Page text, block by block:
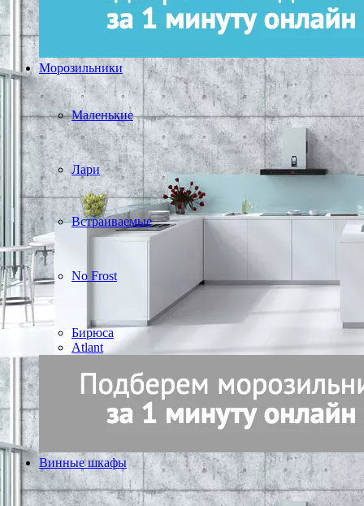
Морозильники
Маленькие
Лари
Встраиваемые
No Frost
Бирюса
Atlant
Винные шкафы